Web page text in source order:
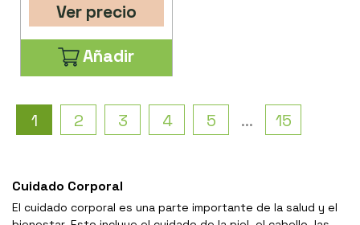
Ver precio
Añadir
1 2 3 4 5 ... 15
Cuidado Corporal
El cuidado corporal es una parte importante de la salud y el